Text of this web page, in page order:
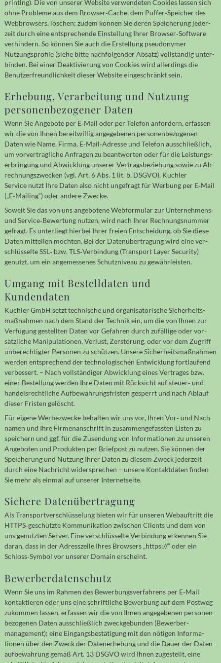
printing). Die von unserer Website verwen­deten Cookies lassen sich
ohne Probleme aus dem Browser‐Cache, dem Puffer‐Speicher des
Web­browsers, löschen; zudem können Sie deren Speicher­ung jeder­
zeit durch eine ent­sprechen­de Ein­stellung Ihrer Browser‐Software
verhin­dern. So können Sie auch die Erstellung pseu­do­nymer
Nutzungs­profile (siehe bitte nach­fol­gen­der Absatz) voll­ständig unter­
binden. Bei einer Deakti­vierung von Cookies wird aller­dings die
Benutzer­freund­lich­keit dieser Web­site ein­ge­schränkt sein.
Erhebung, Verarbeitung und Nutzung
personen­bezogener Daten
Wenn Sie Ange­bote per E‐Mail oder per Tele­fon an­for­dern, er­fassen
wir die von Ihnen bereit­willig ange­gebe­nen per­so­nen­be­zoge­nen
Daten wie Name, Firma, E‐Mail‐Adresse und Telefon aus­schließ­lich,
um vor­ver­trag­liche An­fragen zu be­ant­worten oder für die Leistungs­
erbringung und Ab­wick­lung unse­rer Ver­trags­be­ziehung sowie zu Ab­
rech­nungs­zwecken (vgl. Art. 6 Abs. 1 lit. b. DSGVO). Kuchler
Service nutzt Ihre Daten also nicht unge­fragt für Werbung per E‐Mail
(„E‐Mailing“) oder andere Zwecke.
Soweit Sie das von uns ange­botene Web­formular zur Unternehmens‐
und Service‐Bewertung nutzen, wird nach Ihrer Rechnungsnummer
ge­fragt. Es unter­liegt hierbei Ihrer freien Ent­schei­dung, ob Sie diese
Daten mit­teilen möchten. Bei der Daten­über­tragung wird eine ver­
schlüs­selte SSL‐ bzw. TLS‐Ver­bindung (Transport Layer Security)
genutzt, um ein ange­messenes Schutz­niveau zu gewähr­leisten.
Umgang mit Bestell­daten und
Kundendaten
Kuchler GmbH setzt tech­nische und organi­sa­to­rische Sicher­heits­
maß­nah­men nach dem Stand der Technik ein, um die von Ihnen zur
Ver­fü­gung ge­stell­ten Daten vor Gefah­ren durch zu­fällige oder vor­
sätz­liche Mani­pu­la­tionen, Ver­lust, Zer­störung, oder vor dem Zu­griff
unbe­rech­tig­ter Per­so­nen zu schützen. Unsere Sicher­heits­maß­nah­men
werden ent­sprechend der techno­lo­gischen Ent­wick­lung fort­laufend
ver­bessert. – Nach voll­stän­diger Abwick­lung eines Ver­trages bzw.
einer Bestellung werden Ihre Daten mit Rück­sicht auf steuer‐ und
handels­recht­liche Aufbe­wahrungs­fristen ge­sperrt und nach Ab­lauf
dieser Fristen ge­löscht.
Für eigene Werbezwecke behalten wir uns vor, Ihren Vor‐ und Nach­
namen und Ihre Firmen­anschrift in zusammen­gefassten Listen zu
speichern und ggf. für die Zusen­dung von Informa­tionen zu unseren
Angeboten und Pro­duk­ten per Brief­post zu nutzen. Sie können der
Speicherung und Nutzung Ihrer Daten zu diesem Zweck jeder­zeit
durch eine Nach­richt wider­sprechen – unsere Kontakt­daten finden
Sie mehr als einmal auf unserer Internetseite.
Sichere Datenübertragung
Als Transportverschlüsselung bieten wir für unseren Web­auftritt die
HTTPS‐geschützte Kommu­ni­ka­tion zwischen Clients und dem von
uns genutz­ten Server. Eine ver­schlüs­selte Ver­bin­dung erken­nen Sie
daran, dass in der Adress­zeile Ihres Browsers „https://“ oder ein
Schloss‐Symbol vor unserer Domain erscheint.
Bewerberdatenschutz
Wenn Sie uns im Rahmen des Bewerbungs­verfahrens per E‐Mail
kontak­tieren oder uns eine schrift­liche Bewerbung auf dem Post­weg
zukom­men lassen, er­fassen wir die von Ihnen ange­gebe­nen per­so­nen­
be­zoge­nen Daten aus­schließ­lich zweck­gebunden (Bewerber­
management); eine Eingangs­bestätigung mit den nötigen Informa­
tionen über den Zweck der Daten­erhebung und die Dauer der Daten­
aufbe­wahrung gemäß Art. 13 DSGVO wird Ihnen zuge­stellt, eine